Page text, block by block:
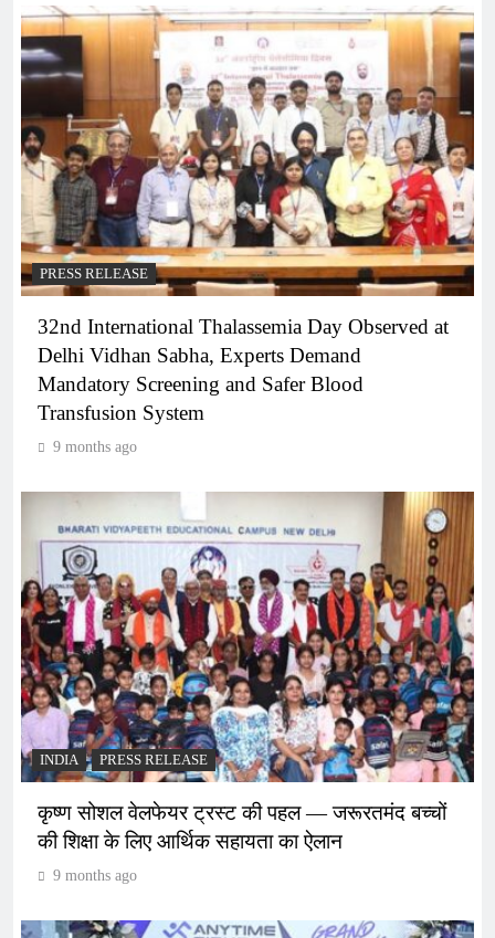
PRESS RELEASE
32nd International Thalassemia Day Observed at
Delhi Vidhan Sabha, Experts Demand
Mandatory Screening and Safer Blood
Transfusion System
9 months ago
INDIA PRESS RELEASE
कृष्ण सोशल वेलफेयर ट्रस्ट की पहल — जरूरतमंद बच्चों
की शिक्षा के लिए आर्थिक सहायता का ऐलान
9 months ago